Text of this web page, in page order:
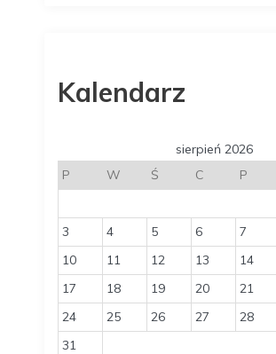
Kalendarz
sierpień 2026
P
W Ś C P
3
4 5 6 7
10
11 12 13 14
17
18 19 20 21
24
25 26 27 28
31